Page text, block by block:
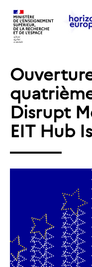
la
d'accueil
page
d'accueil
Disrupt
EIT Hub